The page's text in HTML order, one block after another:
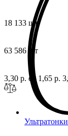
18 133 шт
63 586 шт
3,30 р. от 1,65 р.